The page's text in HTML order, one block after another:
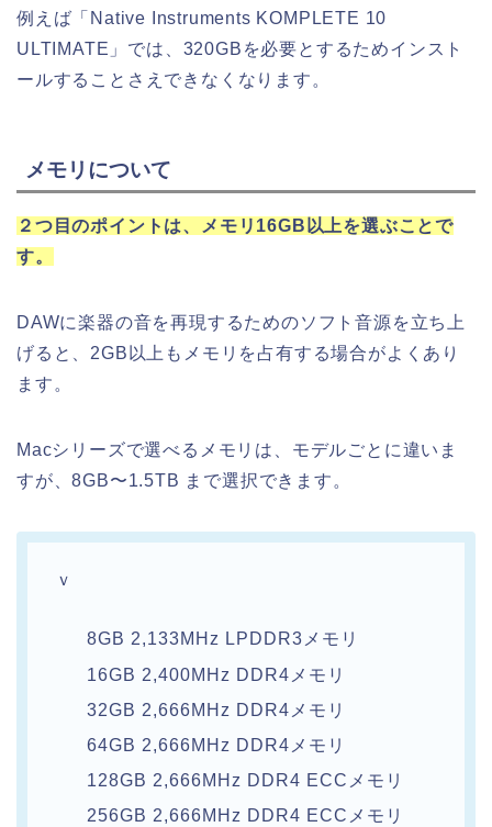
例えば「Native Instruments KOMPLETE 10
ULTIMATE」では、320GBを必要とするためインスト
ールすることさえできなくなります。
メモリについて
２つ目のポイントは、メモリ16GB以上を選ぶことで
す。
DAWに楽器の音を再現するためのソフト音源を立ち上
げると、2GB以上もメモリを占有する場合がよくあり
ます。
Macシリーズで選べるメモリは、モデルごとに違いま
すが、8GB〜1.5TB まで選択できます。
ｖ
8GB 2,133MHz LPDDR3メモリ
16GB 2,400MHz DDR4メモリ
32GB 2,666MHz DDR4メモリ
64GB 2,666MHz DDR4メモリ
128GB 2,666MHz DDR4 ECCメモリ
256GB 2,666MHz DDR4 ECCメモリ